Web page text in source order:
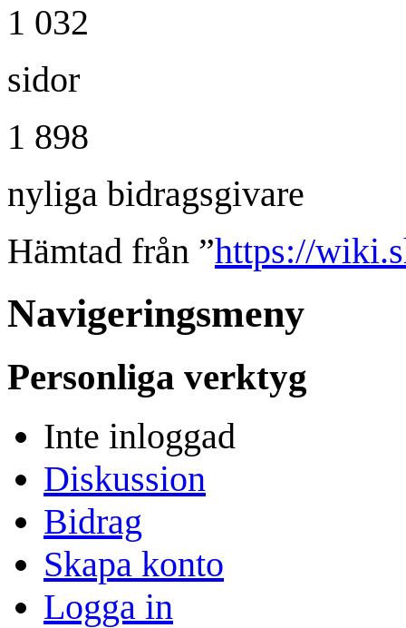
1 032
sidor
1 898
nyliga bidragsgivare
Hämtad från ”https://
Navigeringsmeny
Personliga verktyg
Inte inloggad
Diskussion
Bidrag
Skapa konto
Logga in